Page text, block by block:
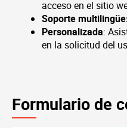
acceso en el sitio
Soporte
Personalizada:
en la solicitud del
Formulario de